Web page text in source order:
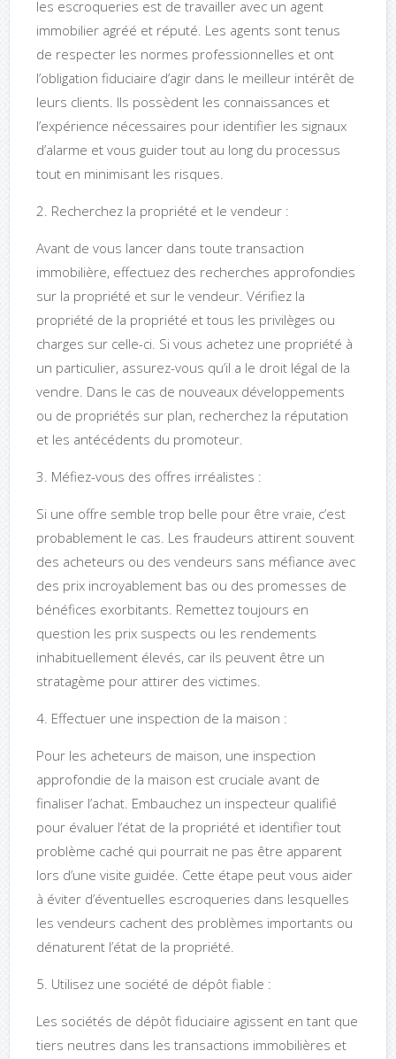
les escroqueries est de travailler avec un agent
immobilier agréé et réputé. Les agents sont tenus
de respecter les normes professionnelles et ont
l’obligation fiduciaire d’agir dans le meilleur intérêt de
leurs clients. Ils possèdent les connaissances et
l’expérience nécessaires pour identifier les signaux
d’alarme et vous guider tout au long du processus
tout en minimisant les risques.
2. Recherchez la propriété et le vendeur :
Avant de vous lancer dans toute transaction
immobilière, effectuez des recherches approfondies
sur la propriété et sur le vendeur. Vérifiez la
propriété de la propriété et tous les privilèges ou
charges sur celle-ci. Si vous achetez une propriété à
un particulier, assurez-vous qu’il a le droit légal de la
vendre. Dans le cas de nouveaux développements
ou de propriétés sur plan, recherchez la réputation
et les antécédents du promoteur.
3. Méfiez-vous des offres irréalistes :
Si une offre semble trop belle pour être vraie, c’est
probablement le cas. Les fraudeurs attirent souvent
des acheteurs ou des vendeurs sans méfiance avec
des prix incroyablement bas ou des promesses de
bénéfices exorbitants. Remettez toujours en
question les prix suspects ou les rendements
inhabituellement élevés, car ils peuvent être un
stratagème pour attirer des victimes.
4. Effectuer une inspection de la maison :
Pour les acheteurs de maison, une inspection
approfondie de la maison est cruciale avant de
finaliser l’achat. Embauchez un inspecteur qualifié
pour évaluer l’état de la propriété et identifier tout
problème caché qui pourrait ne pas être apparent
lors d’une visite guidée. Cette étape peut vous aider
à éviter d’éventuelles escroqueries dans lesquelles
les vendeurs cachent des problèmes importants ou
dénaturent l’état de la propriété.
5. Utilisez une société de dépôt fiable :
Les sociétés de dépôt fiduciaire agissent en tant que
tiers neutres dans les transactions immobilières et